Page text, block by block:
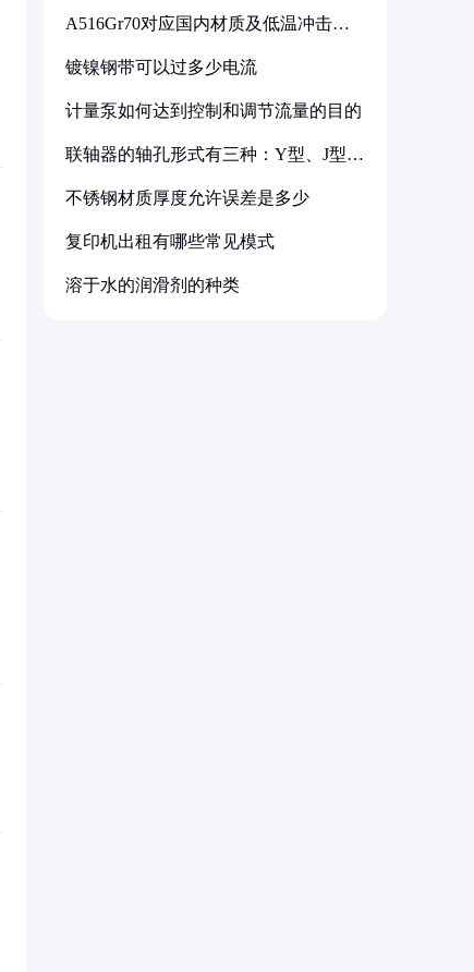
A516Gr70对应国内材质及低温冲击要
镀镍钢带可以过多少电流
计量泵如何达到控制和调节流量的目的
联轴器的轴孔形式有三种：Y型、J型、
不锈钢材质厚度允许误差是多少
复印机出租有哪些常见模式
溶于水的润滑剂的种类